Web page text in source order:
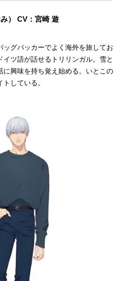
のエマ役など、人気作品のキャ
をご紹介！
） CV：宮崎 遊
ッグパッカーでよく海外を旅してお
イツ語が話せるトリリンガル。雪と
に興味を持ち覚え始める。いとこの
している。